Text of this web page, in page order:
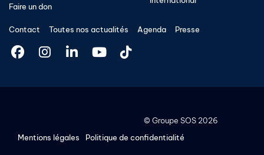
Faire un don
Contact Toutes nos actualités Agenda Presse
© Groupe SOS 2026
Mentions légales
Politique de confidentialité